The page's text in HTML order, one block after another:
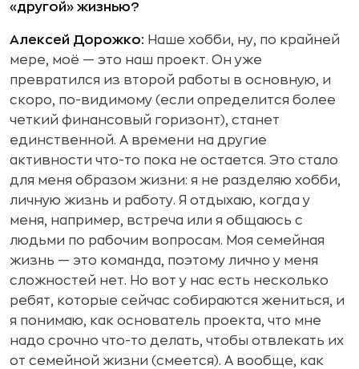
«другой» жизнью?
Алексей Дорожко: Наше хобби, ну, по крайней
мере, моё — это наш проект. Он уже
превратился из второй работы в основную, и
скоро, по-видимому (если определится более
четкий финансовый горизонт), станет
единственной. А времени на другие
активности что-то пока не остается. Это стало
для меня образом жизни: я не разделяю хобби,
личную жизнь и работу. Я отдыхаю, когда у
меня, например, встреча или я общаюсь с
людьми по рабочим вопросам. Моя семейная
жизнь — это команда, поэтому лично у меня
сложностей нет. Но вот у нас есть несколько
ребят, которые сейчас собираются жениться, и
я понимаю, как основатель проекта, что мне
надо срочно что-то делать, чтобы отвлекать их
от семейной жизни (смеется). А вообще, как